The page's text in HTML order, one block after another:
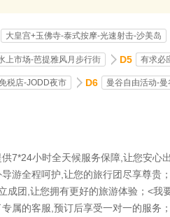
大皇宫+玉佛寺-泰式按摩-光速射击-沙美岛
上市场-芭提雅风月步行街 D5 有求必
税店-JODD夜市 D6 曼谷自由活动-
7*24小时全天候服务保障,让您安心
游全程呵护,让您的旅行团尽享尊贵；
成团,让您拥有更好的旅游体验；<我
属的客服,预订后享受一对一的服务；